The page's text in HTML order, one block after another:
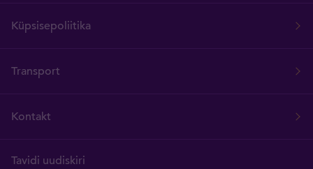
Küpsisepoliitika
Transport
Kontakt
Tavidi uudiskiri